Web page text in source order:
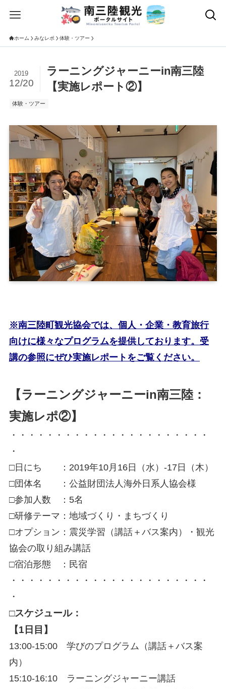
ホーム みなレポ 体験・ツアー
ラーニングジャーニーin南三陸
【実施レポート②】
2019
12/20
体験・ツアー
※南三陸町観光協会では、個人・企業・教育旅行
向けに様々なプログラムを提供しております。受
講の参照にぜひ実施レポートをご覧ください。
【ラーニングジャーニーin南三陸：
実施レポ②】
・・・・・・・・・・・・・・・・・・・・・・
・
□日にち ：2019年10月16日（水）-17日（木）
□団体名 ：公益財団法人海外日系人協会様
□参加人数 ：5名
□研修テーマ：地域づくり・まちづくり
□オプション：震災学習（講話＋バス案内）・観光
協会の取り組み講話
□宿泊形態 ：民宿
・・・・・・・・・・・・・・・・・・・・・・
・
□スケジュール：
【1日目】
13:00-15:00 学びのプログラム（講話＋バス案
内）
15:10-16:10 ラーニングジャーニー講話